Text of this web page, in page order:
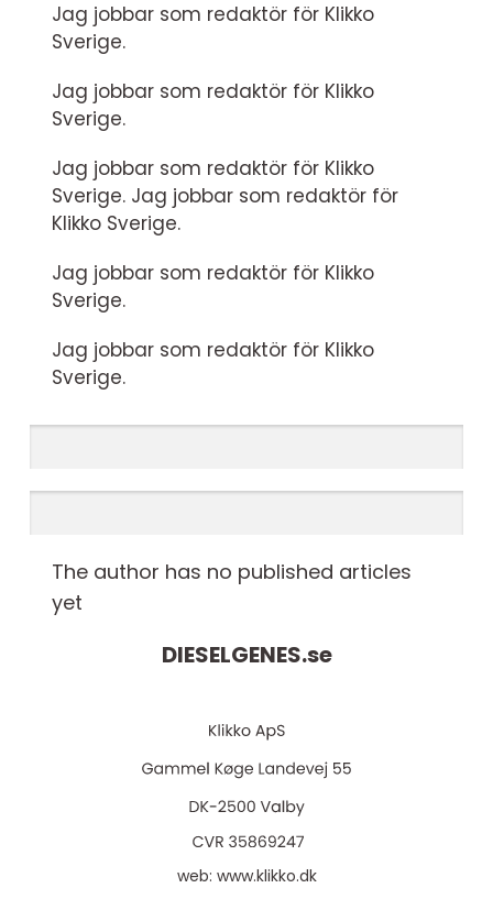
Jag jobbar som redaktör för Klikko
Sverige.
Jag jobbar som redaktör för Klikko
Sverige.
Jag jobbar som redaktör för Klikko
Sverige. Jag jobbar som redaktör för
Klikko Sverige.
Jag jobbar som redaktör för Klikko
Sverige.
Jag jobbar som redaktör för Klikko
Sverige.
The author has no published articles
yet
DIESELGENES.se
web: www.klikko.dk